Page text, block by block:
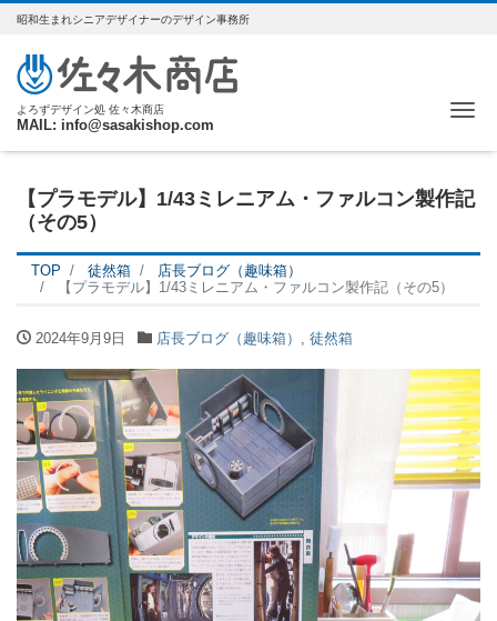
昭和生まれシニアデザイナーのデザイン事務所
よろずデザイン処 佐々木商店
MAIL: info@sasakishop.com
【プラモデル】1/43ミレニアム・ファルコン製作記
（その5）
TOP 徒然箱
店長ブログ（趣味箱）
【プラモデル】1/43ミレニアム・ファルコン製作記（その5）
2024年9月9日 店長ブログ（趣味箱） 徒然箱